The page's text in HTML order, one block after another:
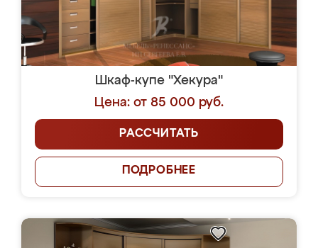
Шкаф-купе "Хекура"
Цена: от 85 000 руб.
РАССЧИТАТЬ
ПОДРОБНЕЕ